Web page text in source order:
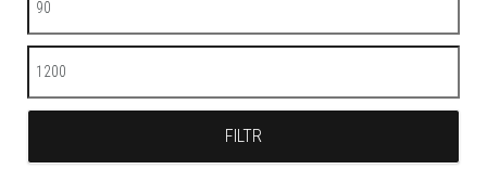
Maximální cena
FILTR